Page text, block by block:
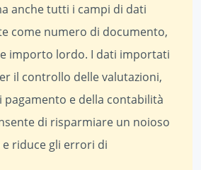
anche tutti i campi di dati
come numero di documento,
importo lordo. I dati importati
il controllo delle valutazioni,
pagamento e della contabilità
di risparmiare un noioso
riduce gli errori di